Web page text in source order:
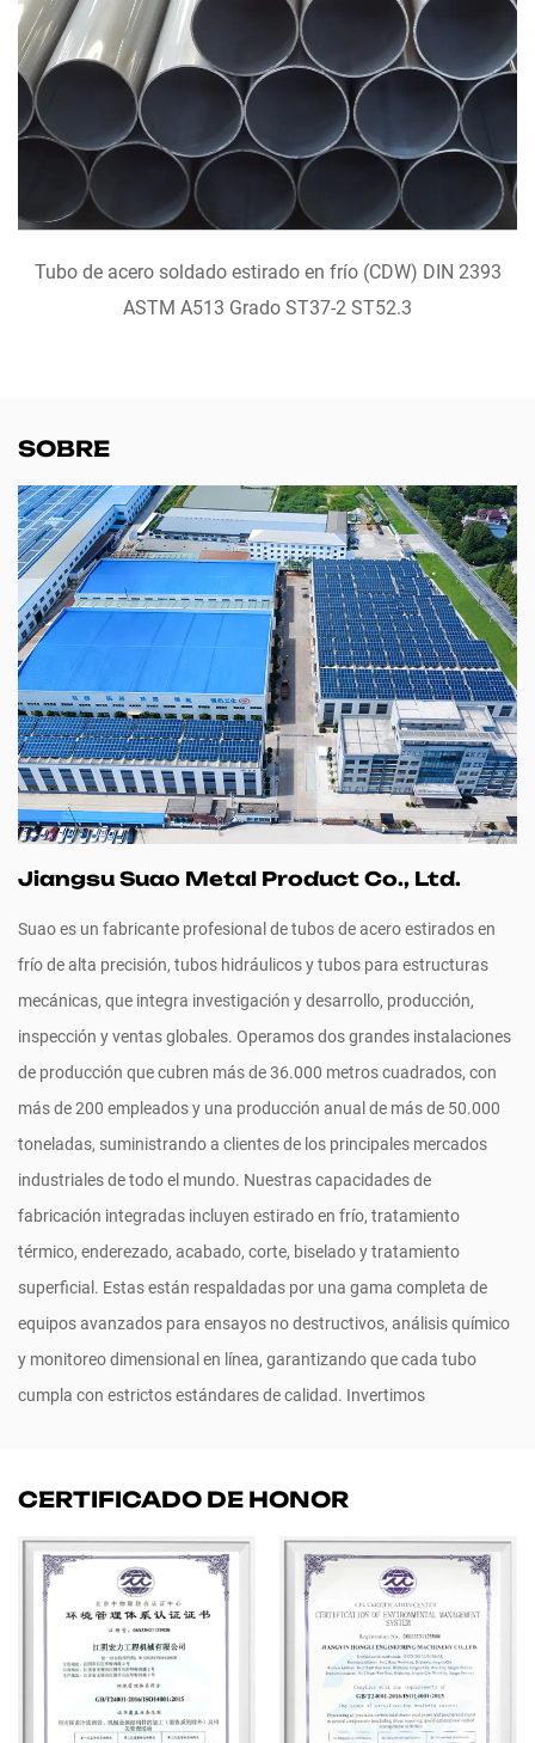
VISTA RÁPIDA
Tubo de acero soldado estirado en frío (CDW) DIN 2393
ASTM A513 Grado ST37-2 ST52.3
SOBRE
Jiangsu Suao Metal Product Co., Ltd.
Suao es un fabricante profesional de tubos de acero estirados en
frío de alta precisión, tubos hidráulicos y tubos para estructuras
mecánicas, que integra investigación y desarrollo, producción,
inspección y ventas globales. Operamos dos grandes instalaciones
de producción que cubren más de 36.000 metros cuadrados, con
más de 200 empleados y una producción anual de más de 50.000
toneladas, suministrando a clientes de los principales mercados
industriales de todo el mundo. Nuestras capacidades de
fabricación integradas incluyen estirado en frío, tratamiento
térmico, enderezado, acabado, corte, biselado y tratamiento
superficial. Estas están respaldadas por una gama completa de
equipos avanzados para ensayos no destructivos, análisis químico
y monitoreo dimensional en línea, garantizando que cada tubo
cumpla con estrictos estándares de calidad. Invertimos
bajo volumen. Nuestros productos son ampliamente utilizados en
maquinaria de construcción, sistemas hidráulicos, autopartes,
energía eólica, construcción naval, ferrocarriles y los sectores de
petróleo y gas. Certificada según las normas ISO 9001, ISO 14001,
CE y RoHS, Hongli es más que un fabricante: somos un socio
confiable a largo plazo para clientes industriales globales.
CERTIFICADO DE HONOR